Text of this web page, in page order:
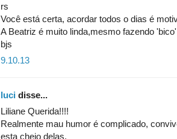
rs
Você está certa, acordar todos o dias é
A Beatriz é muito linda,mesmo fazendo
bjs
9.10.13
luci disse...
Liliane Querida!!!!
Realmente mau humor é complicado,
esta cheio delas.